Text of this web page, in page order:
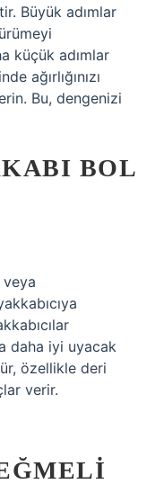
Büyük adımlar
küçük adımlar
ağırlığınızı
Bu, dengenizi
BOL
veya
daha iyi uyacak
özellikle deri
verir.